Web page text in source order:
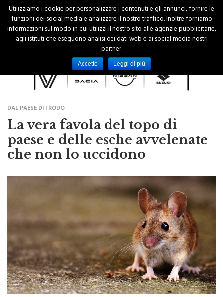
DAL PAESE DI FRODO
La vera favola del topo di
paese e delle esche avvelenate
che non lo uccidono
Utilizziamo i cookie per personalizzare i contenuti e gli annunci, fornire le
funzioni dei social media e analizzare il nostro traffico. Inoltre forniamo
informazioni sul modo in cui utilizzi il nostro sito alle agenzie pubblicitarie,
agli istituti che eseguono analisi dei dati web e ai social media nostri
partner.
Accetto Leggi di più